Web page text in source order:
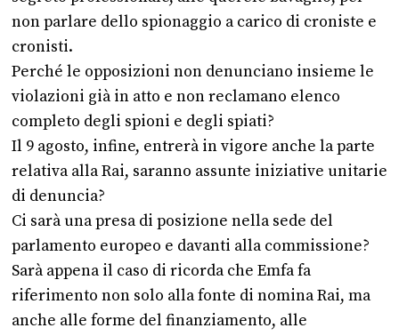
non parlare dello spionaggio a carico di croniste e
cronisti.
Perché le opposizioni non denunciano insieme le
violazioni già in atto e non reclamano elenco
completo degli spioni e degli spiati?
Il 9 agosto, infine, entrerà in vigore anche la parte
relativa alla Rai, saranno assunte iniziative unitarie
di denuncia?
Ci sarà una presa di posizione nella sede del
parlamento europeo e davanti alla commissione?
Sarà appena il caso di ricorda che Emfa fa
riferimento non solo alla fonte di nomina Rai, ma
anche alle forme del finanziamento, alle